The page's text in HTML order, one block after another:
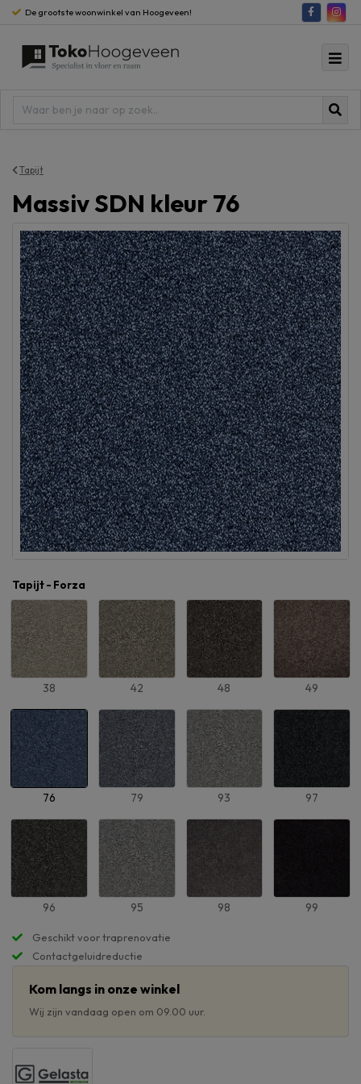
De grootste woonwinkel van Hoogeveen!
Tapijt
Massiv SDN kleur 76
Geschikt voor traprenovatie
Contactgeluidreductie
Tapijt - Forza
38 42 48 49
76 79 93 97
96 95 98 99
Kom langs in onze winkel
Wij zijn vandaag open om 09.00 uur.